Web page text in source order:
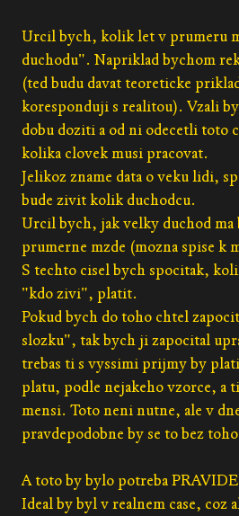
Urcil bych, kolik let v prumeru
duchodu". Napriklad bychom
(ted budu davat teoreticke
koresponduji s realitou). Vzali
dobu doziti a od ni odecetli toto
kolika clovek musi pracovat.
Jelikoz zname data o veku lidi,
bude zivit kolik duchodcu.
Urcil bych, jak velky duchod ma
prumerne mzde (mozna spise k
S techto cisel bych spocitak,
"kdo zivi", platit.
Pokud bych do toho chtel
slozku", tak bych ji zapocital
trebas ti s vyssimi prijmy by
platu, podle nejakeho vzorce, a
mensi. Toto neni nutne, ale v
pravdepodobne by se to bez
A toto by bylo potreba
Ideal by byl v realnem case, coz